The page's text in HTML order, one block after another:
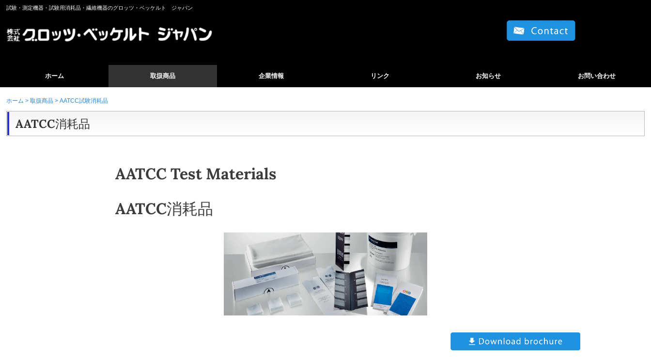
試験・測定機器・試験用消耗品・繊維機器のグロッツ・ベッケルト ジャパン
ホーム 取扱商品 企業情報 リンク お知らせ お問い合わせ
ホーム 取扱商品 AATCC試験消耗品
AATCC消耗品
AATCC Test Materials
AATCC消耗品